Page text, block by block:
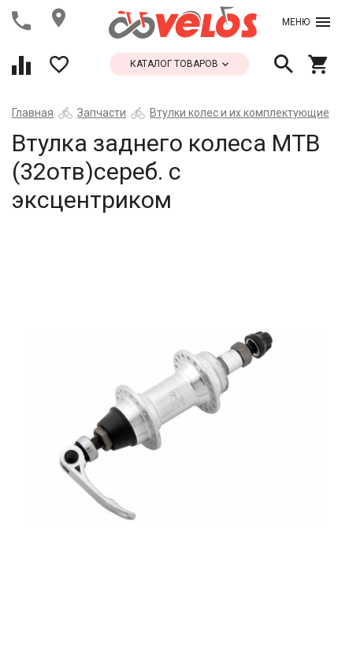
МЕНЮ
КАТАЛОГ ТОВАРОВ
Главная Запчасти Втулки колес и их комплектующие
Втулка заднего колеса МТВ
(32отв)сереб. с
эксцентриком